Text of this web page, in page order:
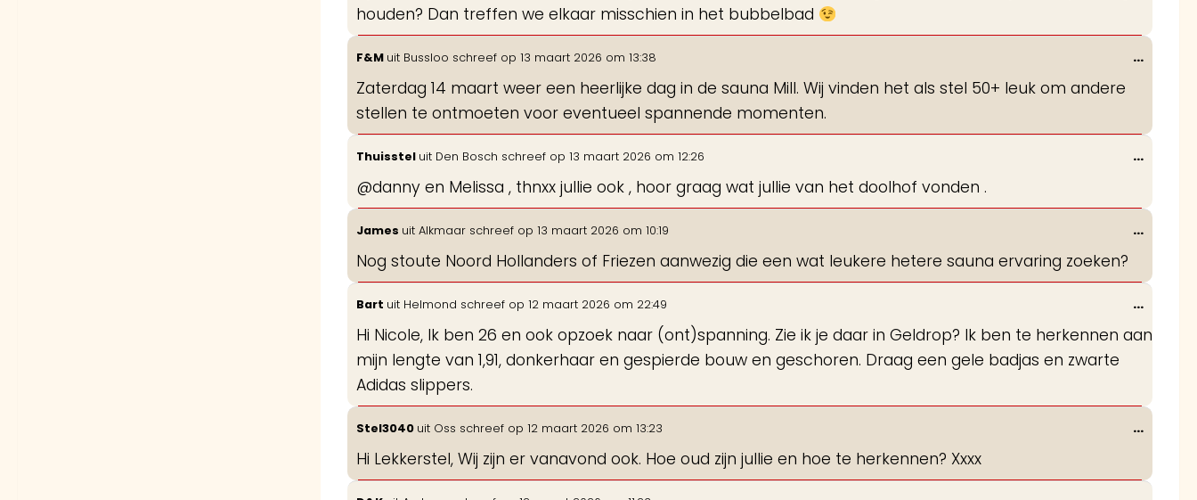
houden? Dan treffen we elkaar misschien in het bubbelbad
F&M uit Bussloo schreef op 13 maart 2026 om 13:38
Zaterdag 14 maart weer een heerlijke dag in de sauna Mill. Wij vinden het als stel 50+ leuk om andere
stellen te ontmoeten voor eventueel spannende momenten.
...Wissel
Thuisstel uit Den Bosch schreef op 13 maart 2026 om 12:26
@danny en Melissa , thnxx jullie ook , hoor graag wat jullie van het doolhof vonden .
...Wissel
James uit Alkmaar schreef op 13 maart 2026 om 10:19
Nog stoute Noord Hollanders of Friezen aanwezig die een wat leukere hetere sauna ervaring zoeken?
...Wissel
Bart uit Helmond schreef op 12 maart 2026 om 22:49
Hi Nicole, Ik ben 26 en ook opzoek naar (ont)spanning. Zie ik je daar in Geldrop? Ik ben te herkennen aan
mijn lengte van 1,91, donkerhaar en gespierde bouw en geschoren. Draag een gele badjas en zwarte
Adidas slippers.
...Wissel
Stel3040 uit Oss schreef op 12 maart 2026 om 13:23
Hi Lekkerstel, Wij zijn er vanavond ook. Hoe oud zijn jullie en hoe te herkennen? Xxxx
...Wissel